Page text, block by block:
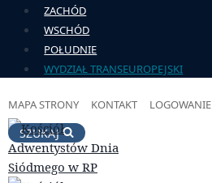
Przejdź
treści
ZACHÓD
WSCHÓD
POŁUDNIE
WYDZIAŁ TRANSEUROPEJSKI
MAPA STRONY KONTAKT LOGOWANIE
SZUKAJ